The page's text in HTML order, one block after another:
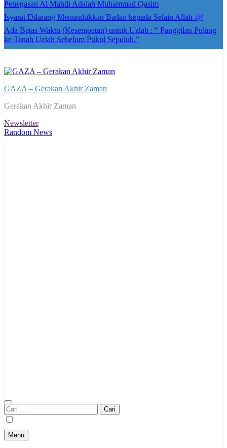
Penegasan Al Mahdi Adalah Muhammad Qasim
Isyarat Dilarang Menundukkan Badan kepada Selain Allah ﷻ
Ada Batas Waktu (Kesempatan) untuk Uzlah : “ Panggilan Pulang
ke Tanah Uzlah Sebelum Pukul Sepuluh.”
GAZA – Gerakan Akhir Zaman
Gerakan Akhir Zaman
Newsletter
Random News
Cari
untuk:
Menu